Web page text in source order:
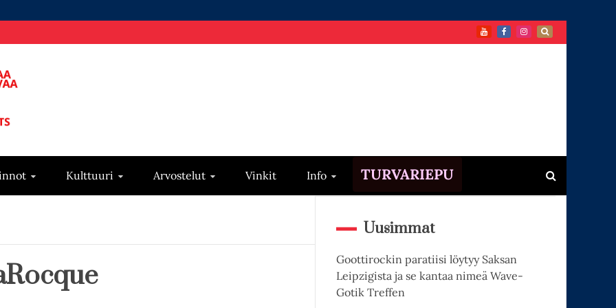
Kulttuuri Arvostelut Vinkit Info TURVARIEPU
Uusimmat
Goottirockin paratiisi löytyy Saksan
Leipzigista ja se kantaa nimeä Wave-
Gotik Treffen